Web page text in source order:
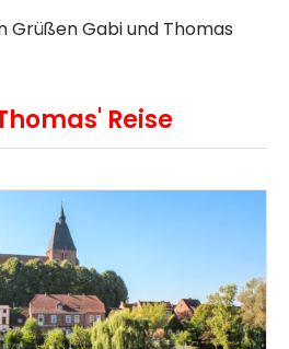
Grüßen Gabi und Thomas
Reise